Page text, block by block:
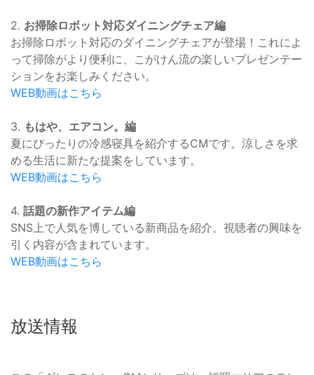
2. お掃除ロボット対応ダイニングチェア編
お掃除ロボット対応のダイニングチェアが登場！これによ
って掃除がより便利に、こがけん流の楽しいプレゼンテー
ションをお楽しみください。
WEB動画はこちら
3. もはや、エアコン。編
夏にぴったりの冷感寝具を紹介するCMです。涼しさを求
める生活に新たな提案をしています。
WEB動画はこちら
4. 話題の新作アイテム編
SNS上で人気を博している新商品を紹介。視聴者の興味を
引く内容が含まれています。
WEB動画はこちら
放送情報